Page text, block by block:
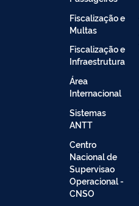
Fiscalização e
Multas
Fiscalização e
Infraestrutura
Área
Internacional
Sistemas
ANTT
Centro
Nacional de
Supervisao
Operacional -
CNSO